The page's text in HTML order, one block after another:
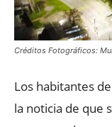
Créditos Fotográficos:
Los habitantes
la noticia de que